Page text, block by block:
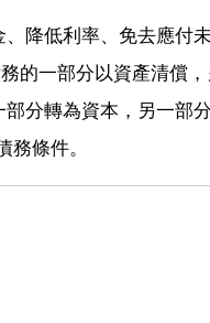
降低利率、免去應付
的一部分以資產清償
分轉為資本，另一部
條件。